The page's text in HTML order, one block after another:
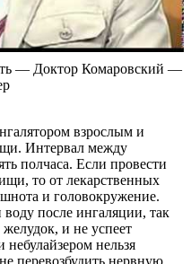
— Доктор Комаровский —
взрослым и
Интервал между
полчаса. Если провести
то от лекарственных
и головокружение.
после ингаляции, так
и не успеет
нельзя